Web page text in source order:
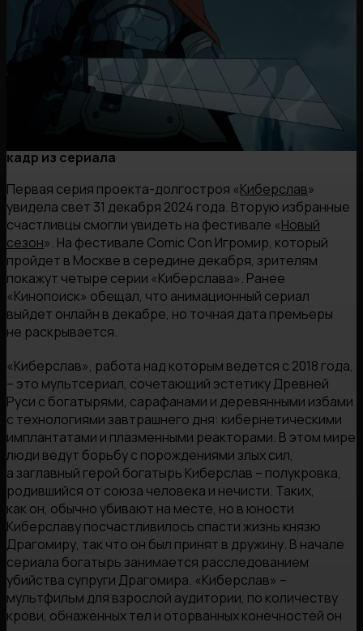
кадр из сериала
Первая серия проекта-долгостроя «Киберслав»
увидела свет 31 декабря 2024 года. Вторую избранные
счастливцы смогли увидеть на фестивале «Новый
сезон». На фестивале Comic Con Игромир, который
пройдет в Москве в середине декабря, зрителям
покажут четыре серии «Киберслава». Ранее
«Кинопоиск» обещал, что анимационный сериал
выйдет онлайн в декабре, но точная дата премьеры
не раскрывается.
«Киберслав», работа над которым ведется с 2018 года,
– это мультсериал, сочетающий эстетику Древней
Руси с богатырями, сарафанами и деревянными избами
с технологиями завтрашнего дня: кибернетическими
имплантатами и плазменными реакторами. В этом мире
люди ведут борьбу с порождениями злых сил,
а заглавный герой богатырь Киберслав – полукровка,
родившийся от союза человека и нечисти. Таких,
как он, обычно убивают на месте, но в юности
Киберславу посчастливилось спасти жизнь князю
Драгомиру, так что он был принят в дружину. В начале
сериала богатырь занимается расследованием
убийства супруги Драгомира. «Киберслав» –
мультфильм для взрослой аудитории, по количеству
крови, обнаженных тел и оторванных конечностей он